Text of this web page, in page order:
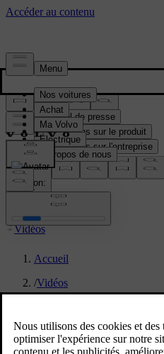
Média & Presse
Matériel de presse
Informations sur le produit
Informations sur l'entreprise
Contacts médias
location:
BE
Vidéos
Accueil
/Vidéos